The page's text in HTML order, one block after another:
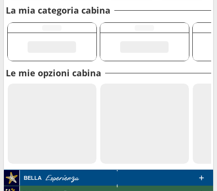
La mia categoria cabina
Le mie opzioni cabina